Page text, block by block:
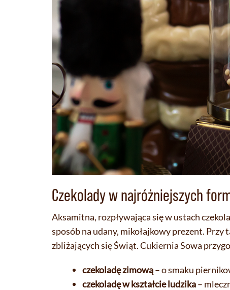
Czekolady w najróżniejszych
Aksamitna, rozpływająca się w ustach
sposób na udany, mikołajkowy prezent.
zbliżających się Świąt. Cukiernia Sowa
czekoladę zimową– o smaku
czekoladę w kształcie ludzika–